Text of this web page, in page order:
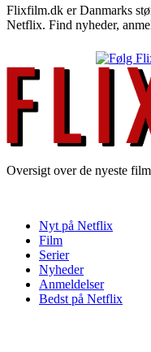
Flixfilm.dk er Danmarks
Netflix. Find nyheder,
Oversigt over de nyeste
Nyt på Netflix
Film
Serier
Nyheder
Anmeldelser
Bedst på Netflix